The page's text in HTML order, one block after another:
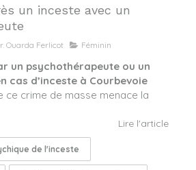
un inceste avec un
Ouarda Ferlicot Féminin
un psychothérapeute ou un
cas d’inceste à Courbevoie
ce crime de masse menace la
Lire l'article
de l'inceste